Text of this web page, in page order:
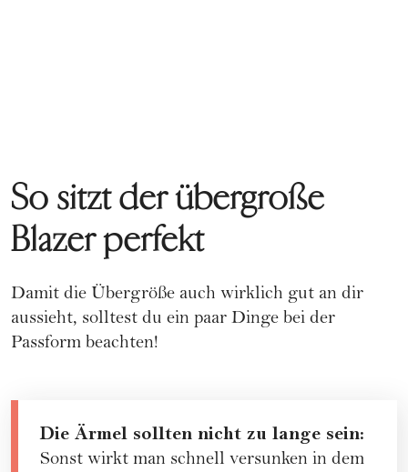
So sitzt der übergroße
Blazer perfekt
Damit die Übergröße auch wirklich gut an dir
aussieht, solltest du ein paar Dinge bei der
Passform beachten!
Die Ärmel sollten nicht zu lange sein:
Sonst wirkt man schnell versunken in dem